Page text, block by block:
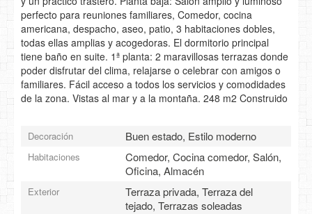
perfecto para reuniones familiares, Comedor, cocina
americana, despacho, aseo, patio, 3 habitaciones dobles,
todas ellas amplias y acogedoras. El dormitorio principal
tiene baño en suite. 1ª planta: 2 maravillosas terrazas donde
poder disfrutar del clima, relajarse o celebrar con amigos o
familiares. Fácil acceso a todos los servicios y comodidades
de la zona. Vistas al mar y a la montaña. 248 m2 Construido
Decoración Buen estado, Estilo moderno
Habitaciones
Comedor, Cocina comedor, Salón,
Oficina, Almacén
Exterior
Terraza privada, Terraza del
tejado, Terrazas soleadas